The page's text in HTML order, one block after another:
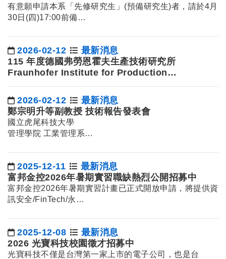
有意願申請本系「先修研究生」(預備研究生)者，請於4月
30日(四)17:00前備…
日期：
2026-02-12
最新消息
115 年度德國弗勞恩霍夫生產技術研究所
Fraunhofer Institute for Production
日期：
2026-02-12
最新消息
鄭宗明升等副教授 技術報告發表會
國立虎尾科技大學
管理學院 工業管理系
題目：以點雲擬合逼近…
日期：
2025-12-11
最新消息
富邦金控2026年暑期實習職缺熱烈公開招募中
富邦金控2026年暑期實習計畫已正式開放申請，將提供資
訊安全/FinTech/永…
日期：
2025-12-08
最新消息
2026 光寶科技校園徵才招募中
光寶科技不僅是台灣第一家上市的電子公司，也是台